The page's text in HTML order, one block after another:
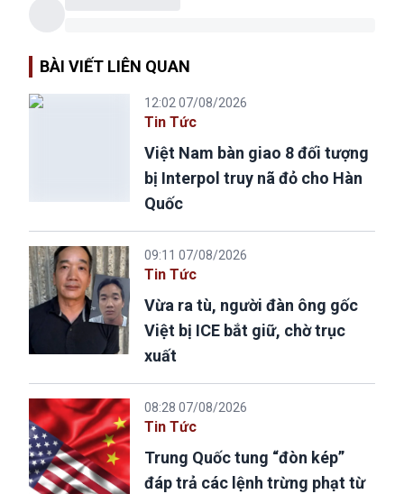
BÀI VIẾT LIÊN QUAN
12:02 07/08/2026
Tin Tức
Việt Nam bàn giao 8 đối tượng
bị Interpol truy nã đỏ cho Hàn
Quốc
09:11 07/08/2026
Tin Tức
Vừa ra tù, người đàn ông gốc
Việt bị ICE bắt giữ, chờ trục
xuất
08:28 07/08/2026
Tin Tức
Trung Quốc tung “đòn kép”
đáp trả các lệnh trừng phạt từ